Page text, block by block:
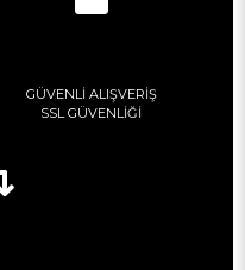
GÜVENLİ ALIŞVERİŞ
SSL GÜVENLİĞİ